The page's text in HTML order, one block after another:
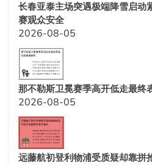
长春亚泰主场突遇极端降雪启动
赛观众安全
2026-08-05
那不勒斯卫冕赛季高开低走最终
2026-08-05
远藤航初登利物浦受质疑却靠拼